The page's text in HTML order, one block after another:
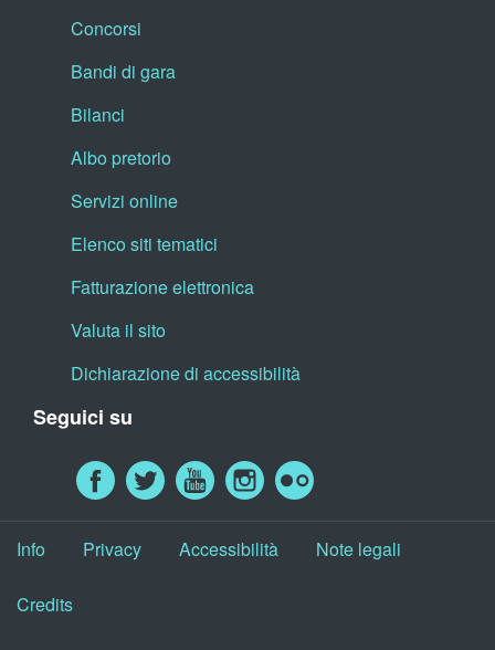
Concorsi
Bandi di gara
Bilanci
Albo pretorio
Servizi online
Elenco siti tematici
Fatturazione elettronica
Valuta il sito
Dichiarazione di accessibilità
Seguici su
Info Privacy Accessibilità Note legali
Credits